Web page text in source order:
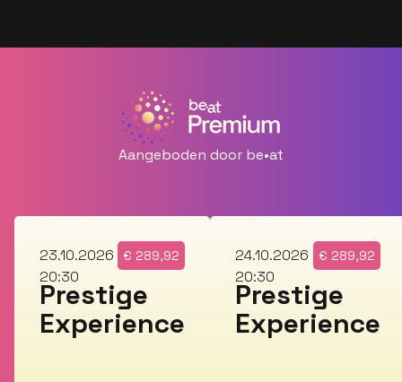
Aangeboden door be•at
23.10.2026
20:30
€ 289,92
Prestige
Experience
24.10.2026
20:30
€ 289,92
Prestige
Experience